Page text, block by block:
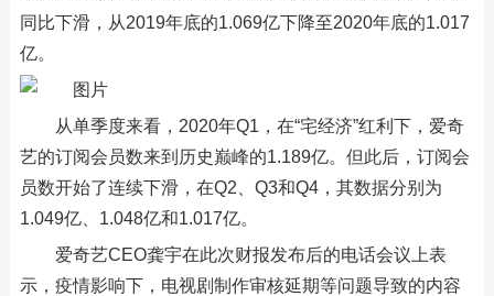
同比下滑，从2019年底的1.069亿下降至2020年底的1.017
亿。
从单季度来看，2020年Q1，在“宅经济”红利下，爱奇
艺的订阅会员数来到历史巅峰的1.189亿。但此后，订阅会
员数开始了连续下滑，在Q2、Q3和Q4，其数据分别为
1.049亿、1.048亿和1.017亿。
爱奇艺CEO龚宇在此次财报发布后的电话会议上表
示，疫情影响下，电视剧制作审核延期等问题导致的内容